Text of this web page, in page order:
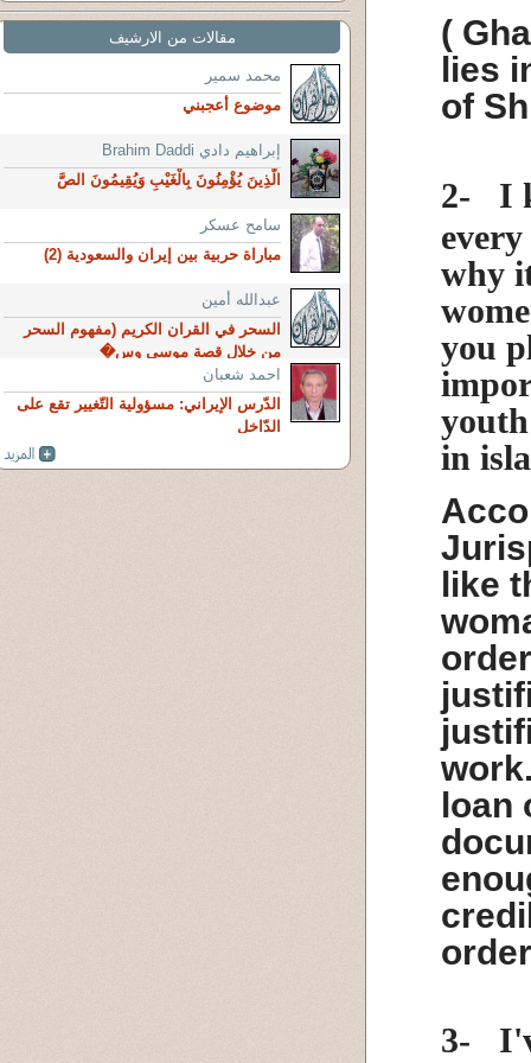
(
lies
of
2-
I
why
you
in
like
loan
3-
مقالات من الارشيف
محمد سمير
موضوع أعجبني
إبراهيم دادي Brahim Daddi
الَّذِينَ يُؤْمِنُونَ بِالْغَيْبِ وَيُقِيمُونَ الصَّ
سامح عسكر
مباراة حربية بين إيران والسعودية (2)
عبدالله أمين
السحر في القران الكريم (مفهوم السحر
من خلال قصة موسى وس�
احمد شعبان
الدّرس الإيراني: مسؤولية التّغيير تقع على
الدّاخل